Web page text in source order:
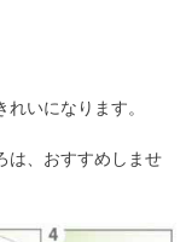
いになります。
は、おすすめしませ